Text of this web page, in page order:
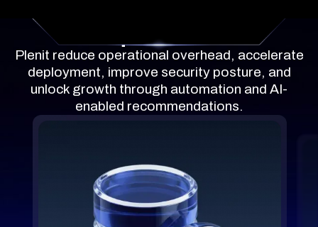
Plenit reduce operational overhead, accelerate
deployment, improve security posture, and
unlock growth through automation and AI-
enabled recommendations.